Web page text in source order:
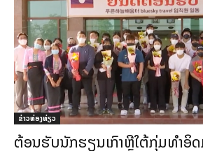
​ຂ່າວທ່ອງທ່ຽວ
ຕ້ອນຮັບນັກຮຽນເກົາຫຼີໃຕ້ກຸ່ມທຳອິດ